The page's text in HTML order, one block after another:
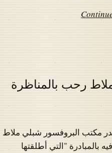
رحب بالمناظرة
مكتب البروفسور شبلي ملاط
بالمبادرة "التي أطلقتها